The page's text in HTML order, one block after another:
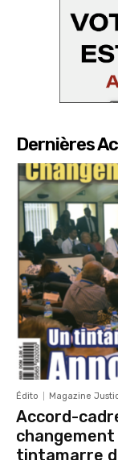
Dernières
Édito Magazine
Accord-
tintamarre